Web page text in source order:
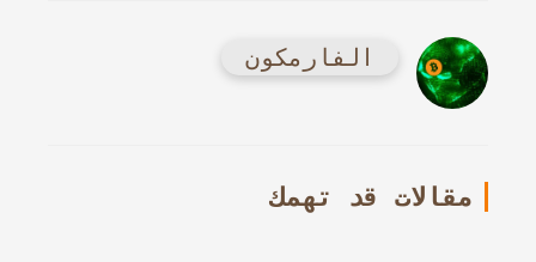
الفارمكون
مقالات قد تهمك